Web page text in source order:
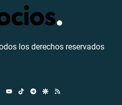
los derechos reservados
InstagramTikTokTelegramGoogle Discover